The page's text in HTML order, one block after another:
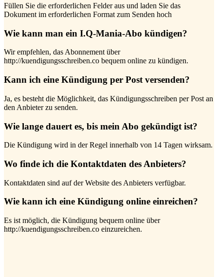
Füllen Sie die erforderlichen Felder aus und laden Sie das
Dokument im erforderlichen Format zum Senden hoch
Wie kann man ein I.Q-Mania-Abo kündigen?
Wir empfehlen, das Abonnement über
http://kuendigungsschreiben.co bequem online zu kündigen.
Kann ich eine Kündigung per Post versenden?
Ja, es besteht die Möglichkeit, das Kündigungsschreiben per Post an
den Anbieter zu senden.
Wie lange dauert es, bis mein Abo gekündigt ist?
Die Kündigung wird in der Regel innerhalb von 14 Tagen wirksam.
Wo finde ich die Kontaktdaten des Anbieters?
Kontaktdaten sind auf der Website des Anbieters verfügbar.
Wie kann ich eine Kündigung online einreichen?
Es ist möglich, die Kündigung bequem online über
http://kuendigungsschreiben.co einzureichen.